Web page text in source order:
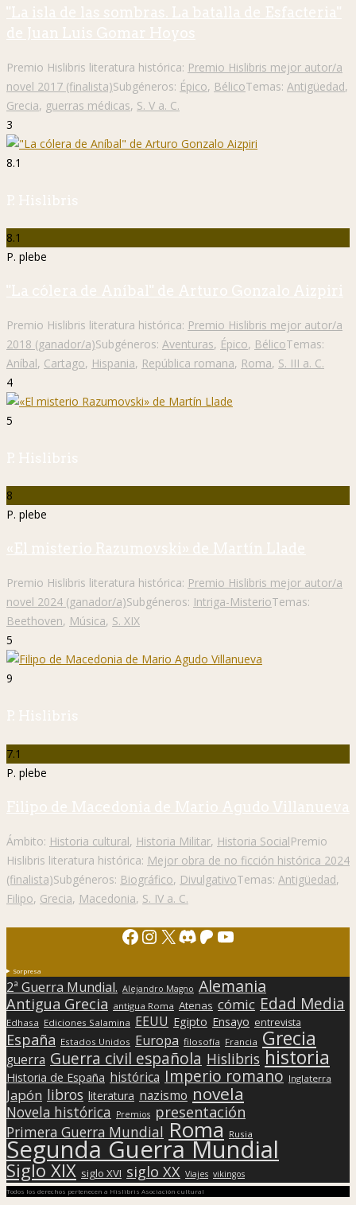
"La isla de las sombras. La batalla de Esfacteria"
de Juan Luis Gomar Hoyos
Premio Hislibris literatura histórica: Premio Hislibris mejor autor/a
novel 2017 (finalista)Subgéneros: Épico, BélicoTemas: Antigüedad,
Grecia, guerras médicas, S. V a. C.
3
8.1
P. Hislibris
8.1
P. plebe
"La cólera de Aníbal" de Arturo Gonzalo Aizpiri
Premio Hislibris literatura histórica: Premio Hislibris mejor autor/a
2018 (ganador/a)Subgéneros: Aventuras, Épico, BélicoTemas:
Aníbal, Cartago, Hispania, República romana, Roma, S. III a. C.
4
5
P. Hislibris
8
P. plebe
«El misterio Razumovski» de Martín Llade
Premio Hislibris literatura histórica: Premio Hislibris mejor autor/a
novel 2024 (ganador/a)Subgéneros: Intriga-MisterioTemas:
Beethoven, Música, S. XIX
5
9
P. Hislibris
7.1
P. plebe
Filipo de Macedonia de Mario Agudo Villanueva
Ámbito: Historia cultural, Historia Militar, Historia SocialPremio
Hislibris literatura histórica: Mejor obra de no ficción histórica 2024
(finalista)Subgéneros: Biográfico, DivulgativoTemas: Antigüedad,
Filipo, Grecia, Macedonia, S. IV a. C.
Facebook
Instagram
X Discord
Patreon
YouTube
Sorpresa
2ª Guerra Mundial. Alejandro Magno Alemania
Antigua Grecia antigua Roma Atenas cómic Edad Media
Edhasa Ediciones Salamina EEUU Egipto Ensayo entrevista
España Estados Unidos Europa filosofía Francia Grecia
guerra Guerra civil española Hislibris historia
Historia de España histórica Imperio romano Inglaterra
Japón libros literatura nazismo novela
Novela histórica Premios presentación
Primera Guerra Mundial Roma Rusia
Segunda Guerra Mundial
Siglo XIX siglo XVI siglo XX Viajes vikingos
Todos los derechos pertenecen a Hislibris Asociación cultural